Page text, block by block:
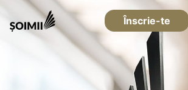
Înscrie-te